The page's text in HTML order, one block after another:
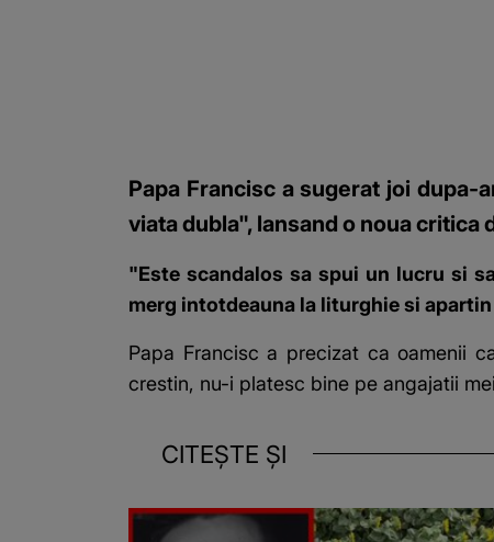
Papa Francisc a sugerat joi
viata dubla", lansand o noua
"Este scandalos sa spui un lucru si
merg intotdeauna la liturghie si
Papa Francisc a precizat ca oamenii
crestin, nu-i platesc bine pe angajatii
CITEȘTE ȘI